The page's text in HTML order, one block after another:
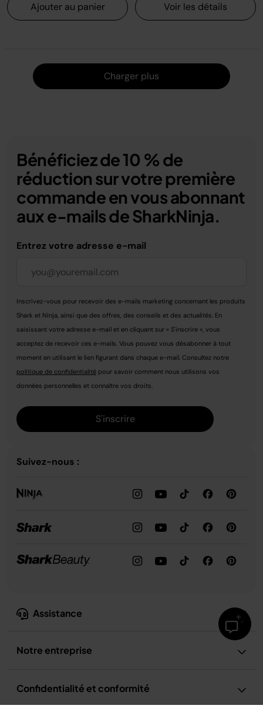
Ajouter au panier Voir les détails
Charger plus
Assistance
Notre entreprise
Confidentialité et conformité
Bénéficiez de 10 % de
réduction sur votre première
commande en vous abonnant
aux e-mails de SharkNinja.
Entrez votre adresse e-mail
Inscrivez-vous pour recevoir des e-mails marketing concernant les produits
Shark et Ninja, ainsi que des offres, des conseils et des actualités. En
saisissant votre adresse e-mail et en cliquant sur « S'inscrire », vous
acceptez de recevoir ces e-mails. Vous pouvez vous désabonner à tout
moment en utilisant le lien figurant dans chaque e-mail. Consultez notre
politique de confidentialité pour savoir comment nous utilisons vos
données personnelles et connaître vos droits.
S'inscrire
Suivez-nous :